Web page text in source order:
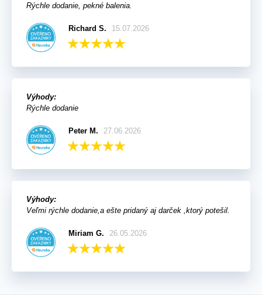
Rýchle dodanie, pekné balenia.
Richard S. 15.07.2026
Výhody:
Rýchle dodanie
Peter M. 27.06.2026
Výhody:
Veľmi rýchle dodanie,a ešte pridaný aj darček ,ktorý potešil.
Miriam G. 26.05.2026